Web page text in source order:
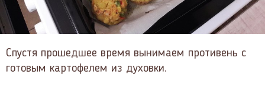
Спустя прошедшее время вынимаем противень с
готовым картофелем из духовки.